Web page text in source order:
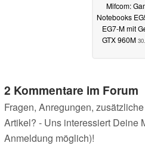
Mifcom:
Notebooks
EG7-M mit
GTX 960M
2 Kommentare im Forum
Fragen, Anregungen,
Artikel? - Uns interessiert Deine
Anmeldung möglich)!